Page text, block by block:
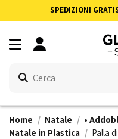
SPEDIZIONI
Home Natale •
Natale in Plastica
Palla